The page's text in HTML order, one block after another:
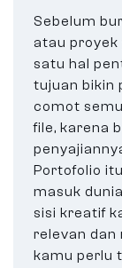
Sebelum
atau proyek
satu hal
tujuan bikin
comot
file, karena
Portofolio
masuk
sisi kreatif
relevan dan
kamu perlu